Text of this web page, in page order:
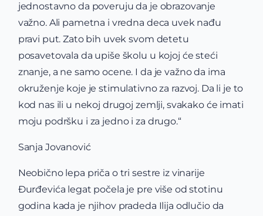
jednostavno da poveruju da je obrazovanje
važno. Ali pametna i vredna deca uvek nađu
pravi put. Zato bih uvek svom detetu
posavetovala da upiše školu u kojoj će steći
znanje, a ne samo ocene. I da je važno da ima
okruženje koje je stimulativno za razvoj. Da li je to
kod nas ili u nekoj drugoj zemlji, svakako će imati
moju podršku i za jedno i za drugo.“
Sanja Jovanović
Neobično lepa priča o tri sestre iz vinarije
Đurđevića legat počela je pre više od stotinu
godina kada je njihov pradeda Ilija odlučio da